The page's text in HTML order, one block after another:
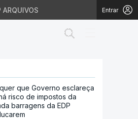
ARQUIVOS Entrar
filho
Bicicleta". Um filme sobre
que Governo esclareça
risco de impostos da
barragens da EDP